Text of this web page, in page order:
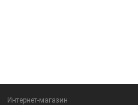
Интернет-магазин